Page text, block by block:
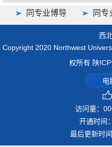
同专业博导 同专
西
Copyright 2020 Northwest
权所有 陕
电
访问量：
开通时间：
最后更新时间